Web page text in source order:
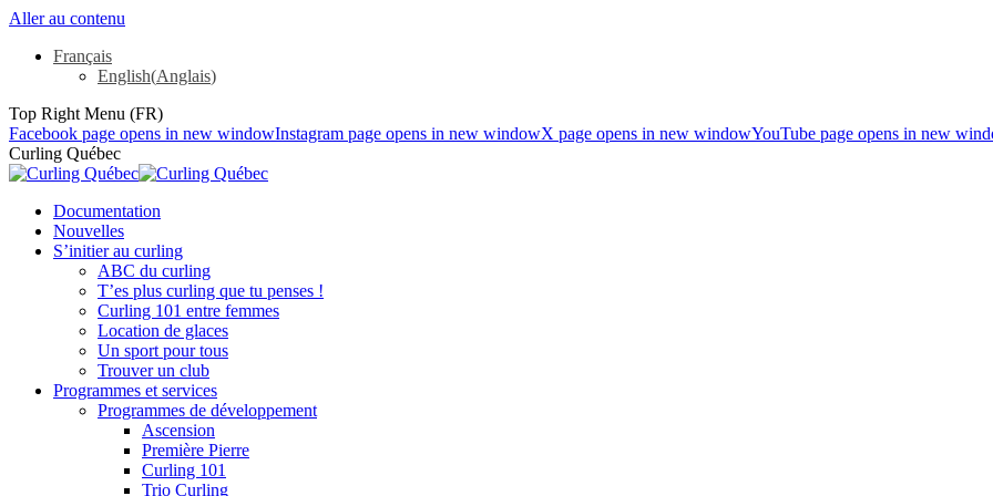
Aller au contenu
Français
English(Anglais)
Top Right Menu (FR)
Facebook page opens in new windowInstagram page opens in new windowX page opens in new windowYouTube page opens in new
Curling Québec
Documentation
Nouvelles
S’initier au curling
ABC du curling
T’es plus curling que tu penses !
Curling 101 entre femmes
Location de glaces
Un sport pour tous
Trouver un club
Programmes et services
Programmes de développement
Ascension
Première Pierre
Curling 101
Trio Curling